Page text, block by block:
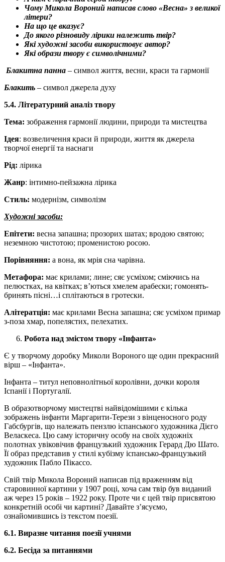
Чому Микола Вороний написав слово «Весна» з великої
літери?
На що це вказує?
До якого різновиду лірики належить твір?
Які художні засоби використовує автор?
Які образи твору є символічними?
Блакитна панна – символ життя, весни, краси та гармонії
Блакить – символ джерела духу
5.4. Літературний аналіз твору
Тема: зображення гармонії людини, природи та мистецтва
Ідея: возвеличення краси й природи, життя як джерела
творчої енергії та наснаги
Рід: лірика
Жанр: інтимно-пейзажна лірика
Стиль: модернізм, символізм
Художні засоби:
Епітети: весна запашна; прозорих шатах; вродою святою;
неземною чистотою; променистою росою.
Порівняння: а вона, як мрія сна чарівна.
Метафора: має крилами; лине; сяє усміхом; сміючись на
пелюстках, на квітках; в’ються хмелем арабески; гомонять-
бринять пісні…і сплітаються в гротески.
Алітератція: має крилами Весна запашна; сяє усміхом примар
з-поза хмар, попелястих, пелехатих.
Робота над змістом твору «Інфанта»
Є у творчому доробку Миколи Вороного ще один прекрасний
вірш – «Інфанта».
Інфанта – титул неповнолітньої королівни, дочки короля
Іспанії і Португалії.
В образотворчому мистецтві найвідомішими є кілька
зображень інфанти Маргарити-Терези з вінценосного роду
Габсбургів, що належать пензлю іспанського художника Дієго
Веласкеса. Цю саму історичну особу на своїх художніх
полотнах увіковічив французький художник Герард Дю Шато.
Її образ представив у стилі кубізму іспансько-французький
художник Пабло Пікассо.
Свій твір Микола Вороний написав під враженням від
старовинної картини у 1907 році, хоча сам твір був виданий
аж через 15 років – 1922 року. Проте чи є цей твір присвятою
конкретній особі чи картині? Давайте з’ясуємо,
ознайомившись із текстом поезії.
6.1. Виразне читання поезії учнями
6.2. Бесіда за питаннями